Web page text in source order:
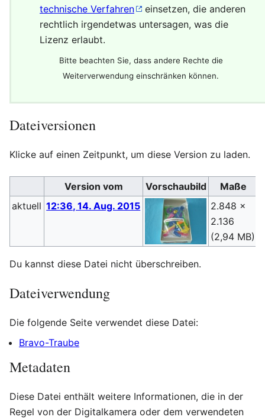
technische Verfahren
einsetzen, die anderen
rechtlich irgendetwas untersagen, was die
Lizenz erlaubt.
Bitte beachten Sie, dass andere Rechte die
Weiterverwendung einschränken können.
Dateiversionen
Klicke auf einen Zeitpunkt, um diese Version zu laden.
Version vom Vorschaubild
Maße
aktuell 12:36, 14. Aug. 2015
2.848 ×
2.136
(2,94 MB)
Du kannst diese Datei nicht überschreiben.
Dateiverwendung
Die folgende Seite verwendet diese Datei:
Bravo-Traube
Metadaten
Diese Datei enthält weitere Informationen, die in der
Regel von der Digitalkamera oder dem verwendeten